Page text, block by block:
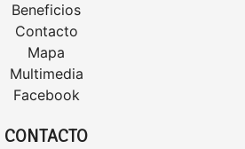
Beneficios
Contacto
Mapa
Multimedia
Facebook
CONTACTO